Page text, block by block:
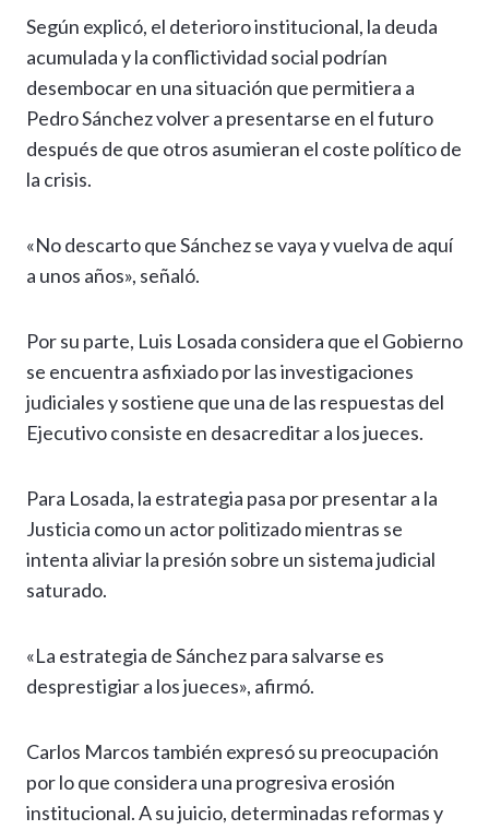
Según explicó, el deterioro institucional, la deuda
acumulada y la conflictividad social podrían
desembocar en una situación que permitiera a
Pedro Sánchez volver a presentarse en el futuro
después de que otros asumieran el coste político de
la crisis.
«No descarto que Sánchez se vaya y vuelva de aquí
a unos años», señaló.
Por su parte, Luis Losada considera que el Gobierno
se encuentra asfixiado por las investigaciones
judiciales y sostiene que una de las respuestas del
Ejecutivo consiste en desacreditar a los jueces.
Para Losada, la estrategia pasa por presentar a la
Justicia como un actor politizado mientras se
intenta aliviar la presión sobre un sistema judicial
saturado.
«La estrategia de Sánchez para salvarse es
desprestigiar a los jueces», afirmó.
Carlos Marcos también expresó su preocupación
por lo que considera una progresiva erosión
institucional. A su juicio, determinadas reformas y